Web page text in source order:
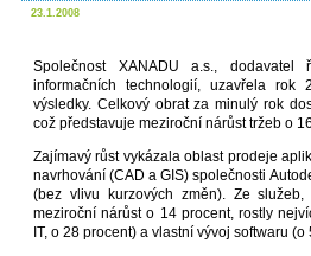
23.1.2008
Společnost XANADU a.s.,
informačních technologií, uzavřela rok
výsledky. Celkový obrat za minulý rok
což představuje meziroční nárůst tržeb o
Zajímavý růst vykázala oblast prodeje
navrhování (CAD a GIS) společnosti
(bez vlivu kurzových změn). Ze služeb,
meziroční nárůst o 14 procent, rostly
IT, o 28 procent) a vlastní vývoj softwaru (o